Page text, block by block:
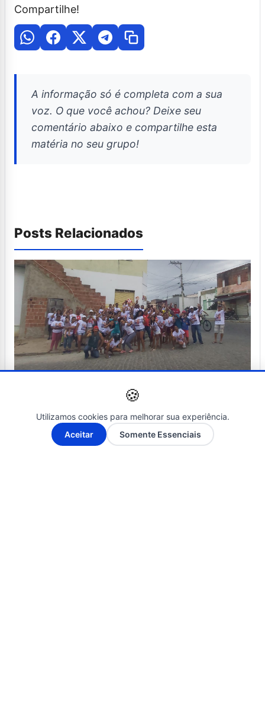
Compartilhe!
A informação só é completa com a sua
voz. O que você achou? Deixe seu
comentário abaixo e compartilhe esta
matéria no seu grupo!
Posts Relacionados
24 de setembro de 2022
A- A+
🍪
Utilizamos cookies para melhorar sua experiência.
Aceitar
Somente Essenciais